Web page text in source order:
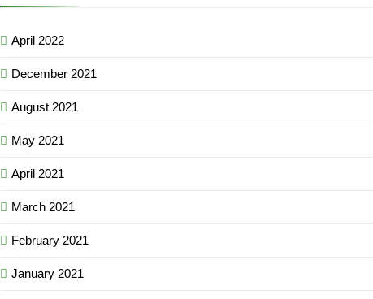
April 2022
December 2021
August 2021
May 2021
April 2021
March 2021
February 2021
January 2021